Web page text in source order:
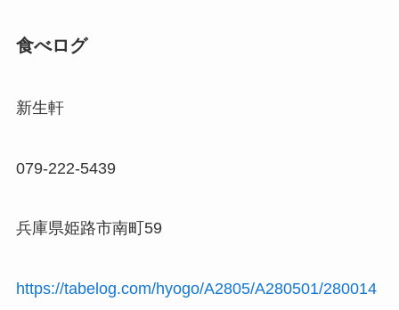
食べログ
新生軒
079-222-5439
兵庫県姫路市南町59
https://tabelog.com/hyogo/A2805/A280501/280014